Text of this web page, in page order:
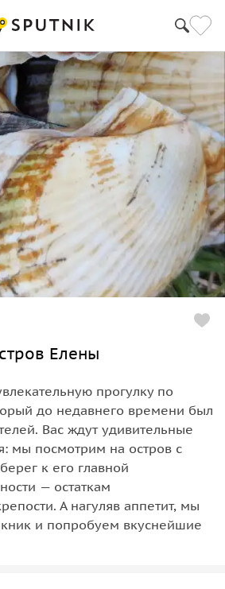
Елены
прогулку по
до недавнего времени был
Вас ждут удивительные
мы посмотрим на остров с
к его главной
— остаткам
А нагуляв аппетит, мы
и попробуем вкуснейшие